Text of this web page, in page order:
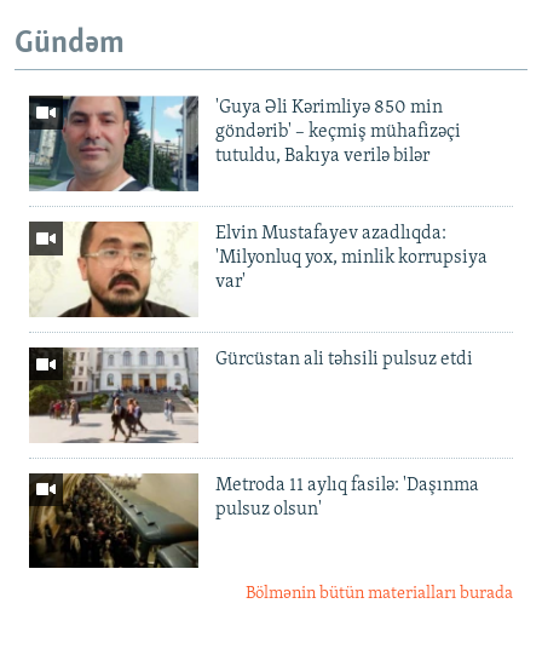
Gündəm
'Guya Əli Kərimliyə 850 min
göndərib' – keçmiş mühafizəçi
tutuldu, Bakıya verilə bilər
Elvin Mustafayev azadlıqda:
'Milyonluq yox, minlik korrupsiya
var'
Gürcüstan ali təhsili pulsuz etdi
Metroda 11 aylıq fasilə: 'Daşınma
pulsuz olsun'
Bölmənin bütün materialları burada